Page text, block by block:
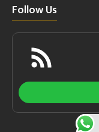
Follow Us